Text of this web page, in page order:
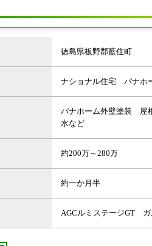
徳島県板野郡藍住町
ナショナル住宅 パナ
パナホーム外壁塗装 屋
水など
約200万～280万
約一か月半
AGCルミステージGT